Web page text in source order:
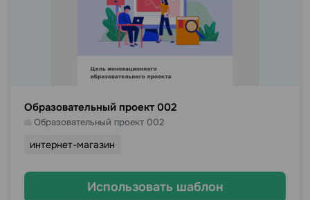
Образовательный проект 002
Образовательный проект 002
интернет-магазин
Использовать шаблон